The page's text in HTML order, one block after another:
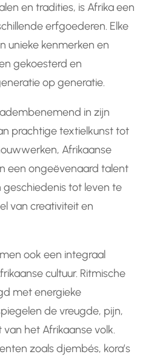
en tradities, is Afrika een
erfgoederen. Elke
unieke kenmerken en
gekoesterd en
op generatie.
in zijn
prachtige textielkunst tot
Afrikaanse
een ongeëvenaard talent
tot leven te
van creativiteit en
ook een integraal
cultuur. Ritmische
met energieke
de vreugde, pijn,
het Afrikaanse volk.
zoals djembés, kora’s